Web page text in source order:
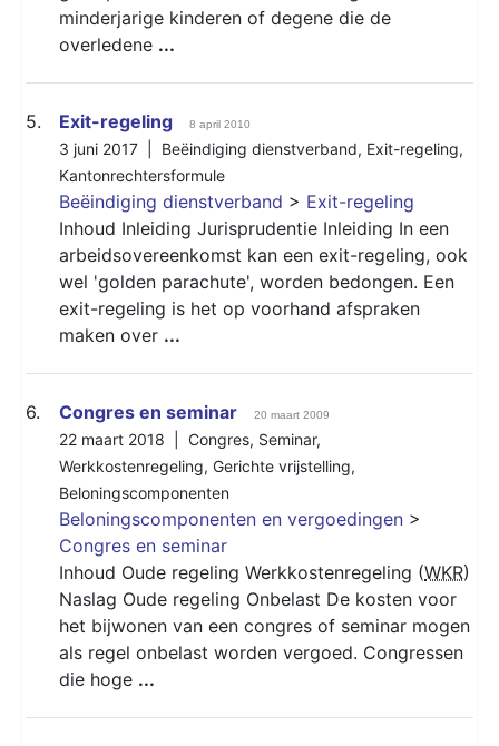
minderjarige kinderen of degene die de
overledene ...
5. Exit-regeling 8 april 2010
3 juni 2017 | Beëindiging dienstverband, Exit-regeling,
Kantonrechtersformule
Beëindiging dienstverband > Exit-regeling
Inhoud Inleiding Jurisprudentie Inleiding In een
arbeidsovereenkomst kan een exit-regeling, ook
wel 'golden parachute', worden bedongen. Een
exit-regeling is het op voorhand afspraken
maken over ...
6. Congres en seminar 20 maart 2009
22 maart 2018 | Congres, Seminar,
Werkkostenregeling, Gerichte vrijstelling,
Beloningscomponenten
Beloningscomponenten en vergoedingen >
Congres en seminar
Inhoud Oude regeling Werkkostenregeling (WKR)
Naslag Oude regeling Onbelast De kosten voor
het bijwonen van een congres of seminar mogen
als regel onbelast worden vergoed. Congressen
die hoge ...